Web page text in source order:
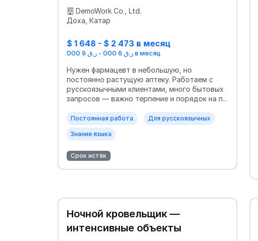
DemoWork Co., Ltd.
Доха, Катар
$ 1 648 - $ 2 473 в месяц
ر.ق 6 000 - ر.ق 9 000 в месяц
Нужен фармацевт в небольшую, но
постоянно растущую аптеку. Работаем с
русскоязычными клиентами, много бытовых
запросов — важно терпение и порядок на п...
Постоянная работа Для русскоязычных
Знание языка
Срок истёк
Ночной кровельщик —
интенсивные объекты